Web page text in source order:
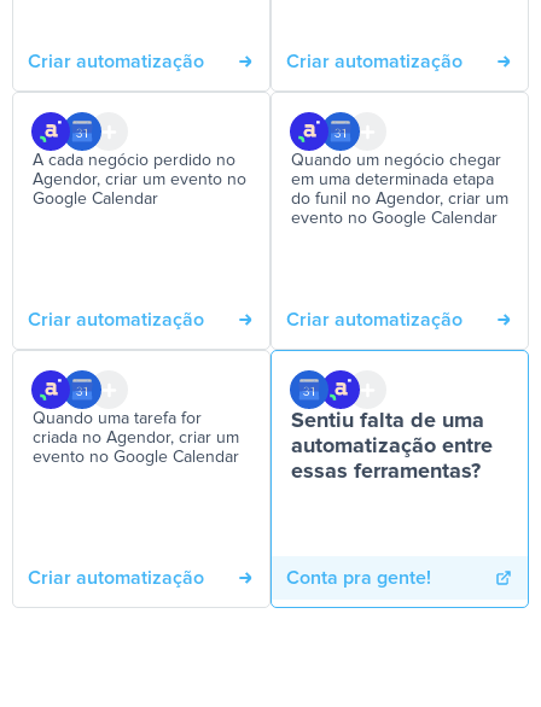
Criar automatização Criar automatização
A cada negócio perdido no
Agendor, criar um evento no
Google Calendar
Criar automatização
Quando um negócio chegar
em uma determinada etapa
do funil no Agendor, criar um
evento no Google Calendar
Criar automatização
Quando uma tarefa for
criada no Agendor, criar um
evento no Google Calendar
Criar automatização
Sentiu falta de uma
automatização entre
essas ferramentas?
Conta pra gente!